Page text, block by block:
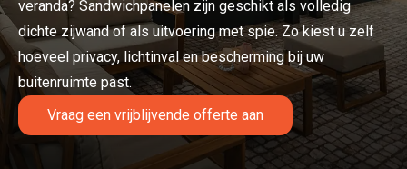
veranda? Sandwichpanelen zijn geschikt als volledig
dichte zijwand of als uitvoering met spie. Zo kiest u zelf
hoeveel privacy, lichtinval en bescherming bij uw
buitenruimte past.
Vraag een vrijblijvende offerte aan